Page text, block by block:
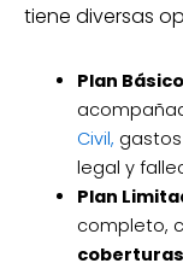
tiene diversas
Plan
Civil,
legal y
Plan
completo,